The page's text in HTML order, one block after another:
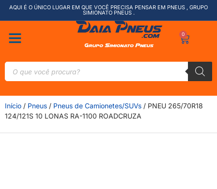
AQUI É O ÚNICO LUGAR EM QUE VOCÊ PRECISA PENSAR EM PNEUS , GRUPO
SIMIONATO PNEUS .
0
Início / Pneus / Pneus de Camionetes/SUVs / PNEU 265/70R18
124/121S 10 LONAS RA-1100 ROADCRUZA